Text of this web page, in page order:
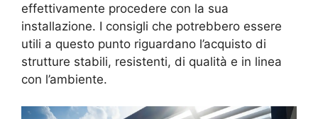
effettivamente procedere con la sua
installazione. I consigli che potrebbero essere
utili a questo punto riguardano l’acquisto di
strutture stabili, resistenti, di qualità e in linea
con l’ambiente.